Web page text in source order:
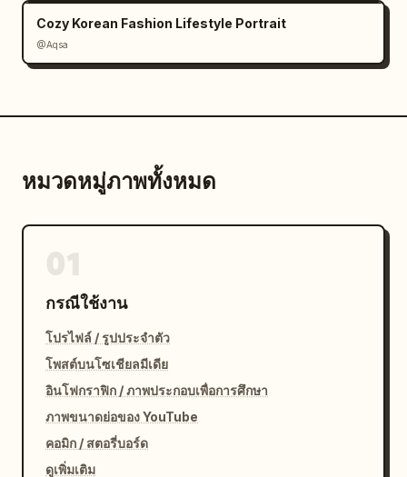
Cozy Korean Fashion Lifestyle Portrait
@Aqsa
หมวดหมู่ภาพทั้งหมด
กรณีใช้งาน
โปรไฟล์ / รูปประจำตัว
โพสต์บนโซเชียลมีเดีย
อินโฟกราฟิก / ภาพประกอบเพื่อการศึกษา
ภาพขนาดย่อของ YouTube
คอมิก / สตอรี่บอร์ด
ดูเพิ่มเติม